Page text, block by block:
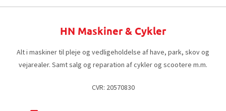
HN Maskiner & Cykler
Alt i maskiner til pleje og vedligeholdelse af have, park, skov og
vejarealer. Samt salg og reparation af cykler og scootere m.m.
CVR: 20570830